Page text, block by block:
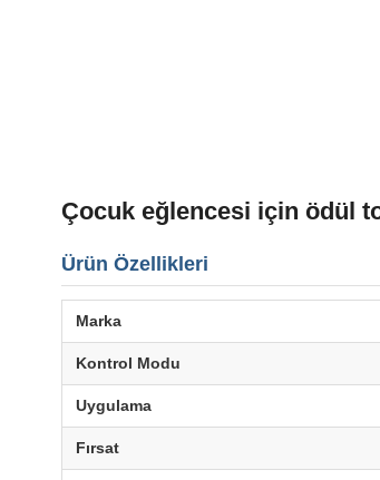
Çocuk eğlencesi için ödül
Ürün Özellikleri
Marka
Kontrol Modu
Uygulama
Fırsat